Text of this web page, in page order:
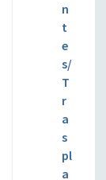
n
t
e
s/
T
r
a
s
pl
a